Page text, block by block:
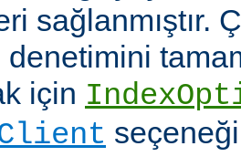
sağlanmıştır.
denetimini
için